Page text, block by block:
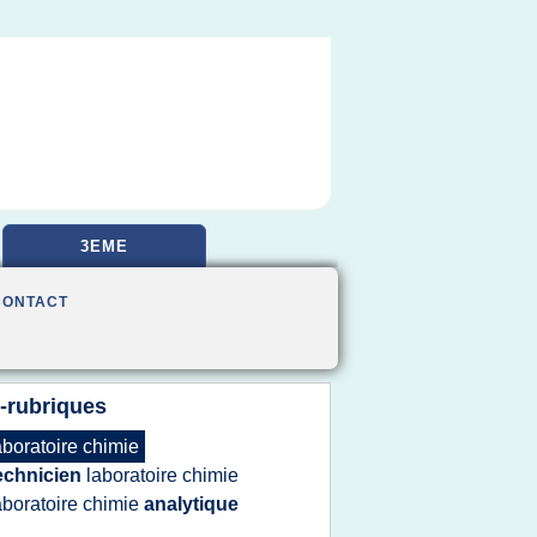
3EME
rubriques
chimie
laboratoire chimie
chimie analytique